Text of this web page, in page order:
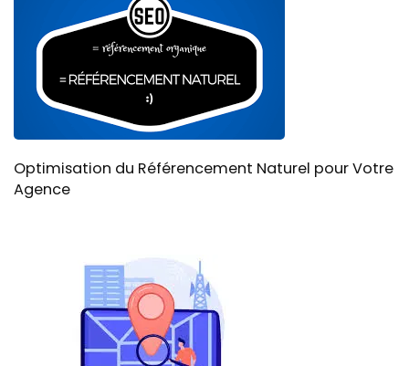
Optimisation du Référencement Naturel pour Votre
Agence